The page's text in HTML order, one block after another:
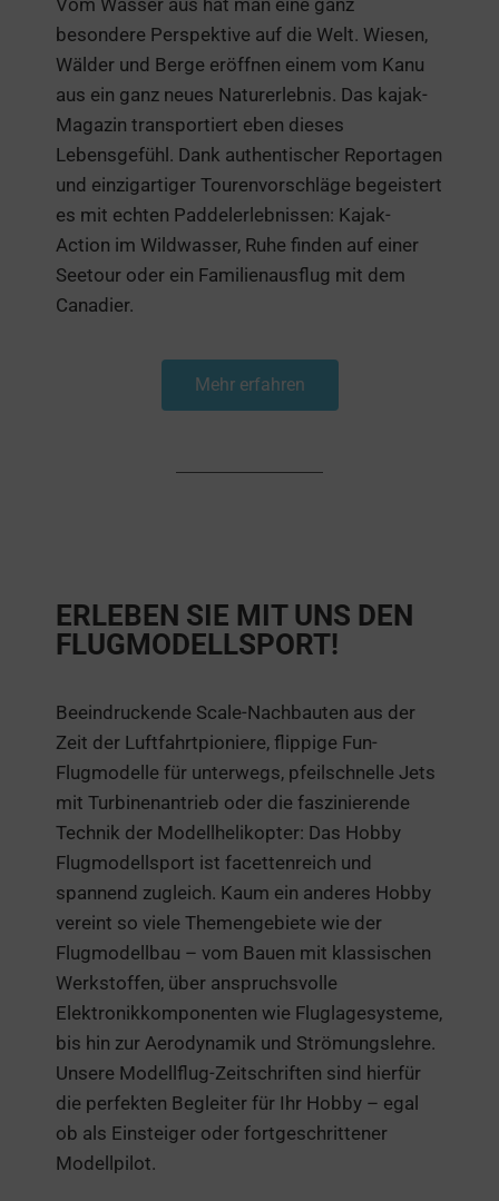
besondere Perspektive auf die Welt. Wiesen,
Wälder und Berge eröffnen einem vom Kanu
aus ein ganz neues Naturerlebnis. Das kajak-
Magazin transportiert eben dieses
Lebensgefühl. Dank authentischer Reportagen
und einzigartiger Tourenvorschläge begeistert
es mit echten Paddelerlebnissen: Kajak-
Action im Wildwasser, Ruhe finden auf einer
Seetour oder ein Familienausflug mit dem
Canadier.
Mehr erfahren
ERLEBEN SIE MIT UNS DEN
FLUGMODELLSPORT!
Beeindruckende Scale-Nachbauten aus der
Zeit der Luftfahrtpioniere, flippige Fun-
Flugmodelle für unterwegs, pfeilschnelle Jets
mit Turbinenantrieb oder die faszinierende
Technik der Modellhelikopter: Das Hobby
Flugmodellsport ist facettenreich und
spannend zugleich. Kaum ein anderes Hobby
vereint so viele Themengebiete wie der
Flugmodellbau – vom Bauen mit klassischen
Werkstoffen, über anspruchsvolle
Elektronikkomponenten wie Fluglagesysteme,
bis hin zur Aerodynamik und Strömungslehre.
Unsere Modellflug-Zeitschriften sind hierfür
die perfekten Begleiter für Ihr Hobby – egal
ob als Einsteiger oder fortgeschrittener
Modellpilot.